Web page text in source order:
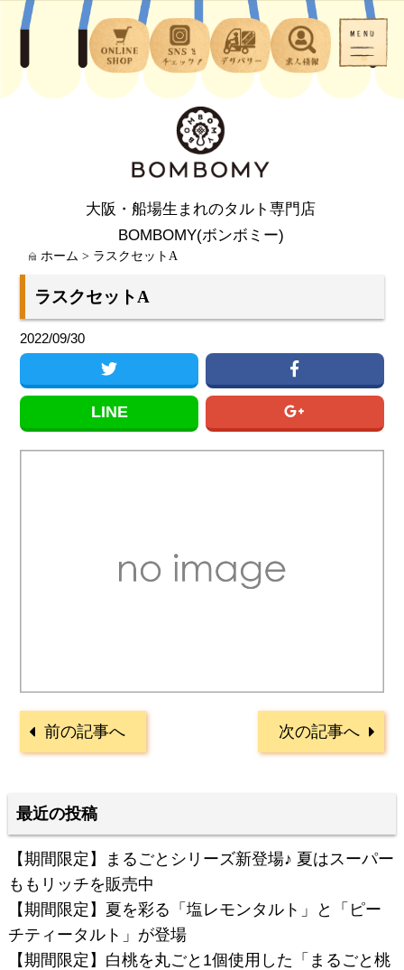
大阪・船場生まれのタルト専門店
BOMBOMY(ボンボミー)
ホーム > ラスクセットA
ラスクセットA
2022/09/30
LINE
前の記事へ 次の記事へ
最近の投稿
【期間限定】まるごとシリーズ新登場♪ 夏はスーパー
ももリッチを販売中
【期間限定】夏を彩る「塩レモンタルト」と「ピー
チティータルト」が登場
【期間限定】白桃を丸ごと1個使用した「まるごと桃